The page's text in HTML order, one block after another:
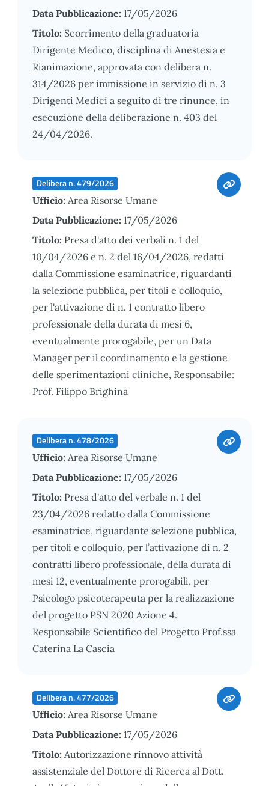
Data Pubblicazione: 17/05/2026
Titolo: Scorrimento della graduatoria
Dirigente Medico, disciplina di Anestesia e
Rianimazione, approvata con delibera n.
314/2026 per immissione in servizio di n. 3
Dirigenti Medici a seguito di tre rinunce, in
esecuzione della deliberazione n. 403 del
24/04/2026.
Delibera n. 479/2026
Ufficio: Area Risorse Umane
Data Pubblicazione: 17/05/2026
Titolo: Presa d'atto dei verbali n. 1 del
10/04/2026 e n. 2 del 16/04/2026, redatti
dalla Commissione esaminatrice, riguardanti
la selezione pubblica, per titoli e colloquio,
per l'attivazione di n. 1 contratto libero
professionale della durata di mesi 6,
eventualmente prorogabile, per un Data
Manager per il coordinamento e la gestione
delle sperimentazioni cliniche, Responsabile:
Prof. Filippo Brighina
Delibera n. 478/2026
Ufficio: Area Risorse Umane
Data Pubblicazione: 17/05/2026
Titolo: Presa d'atto del verbale n. 1 del
23/04/2026 redatto dalla Commissione
esaminatrice, riguardante selezione pubblica,
per titoli e colloquio, per l’attivazione di n. 2
contratti libero professionale, della durata di
mesi 12, eventualmente prorogabili, per
Psicologo psicoterapeuta per la realizzazione
del progetto PSN 2020 Azione 4.
Responsabile Scientifico del Progetto Prof.ssa
Caterina La Cascia
Delibera n. 477/2026
Ufficio: Area Risorse Umane
Data Pubblicazione: 17/05/2026
Titolo: Autorizzazione rinnovo attività
assistenziale del Dottore di Ricerca al Dott.